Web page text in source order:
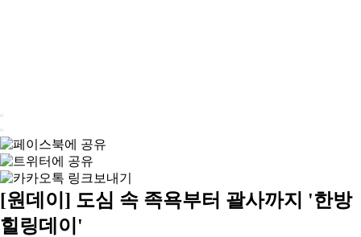
[원데이] 도심 속 족욕부터 괄사까지 '한방
힐링데이'